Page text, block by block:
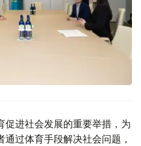
促进社会发展的重要举措，为
过体育手段解决社会问题，